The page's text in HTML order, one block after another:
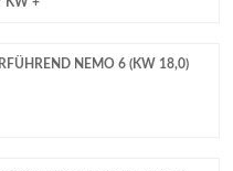
NEMO 6 (KW 18,0)